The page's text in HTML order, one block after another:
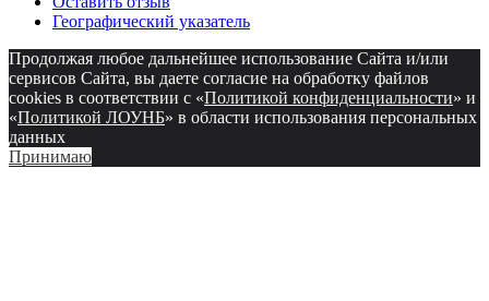
Географический указатель
Продолжая любое дальнейшее использование Сайта и/или
сервисов Сайта, вы даете согласие на обработку файлов
cookies в соответствии с «Политикой конфиденциальности» и
«Политикой ЛОУНБ» в области использования персональных
данных
Принимаю